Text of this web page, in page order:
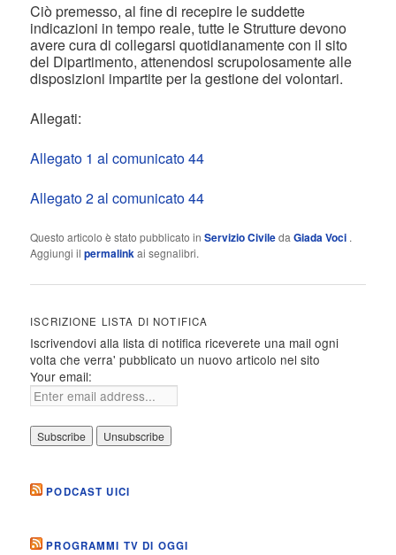
Ciò premesso, al fine di recepire le suddette
indicazioni in tempo reale, tutte le Strutture devono
avere cura di collegarsi quotidianamente con il sito
del Dipartimento, attenendosi scrupolosamente alle
disposizioni impartite per la gestione dei volontari.
Allegati:
Allegato 1 al comunicato 44
Allegato 2 al comunicato 44
Questo articolo è stato pubblicato inServizio CiviledaGiada Voci .
Aggiungi ilpermalinkai segnalibri.
ISCRIZIONE LISTA DI NOTIFICA
Iscrivendovi alla lista di notifica riceverete una mail ogni
volta che verra' pubblicato un nuovo articolo nel sito
Your email:
PODCAST UICI
PROGRAMMI TV DI OGGI